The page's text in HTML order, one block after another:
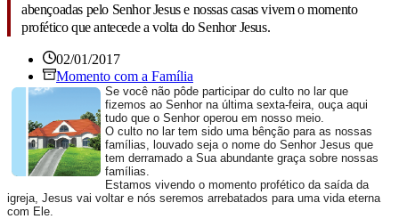
abençoadas pelo Senhor Jesus e nossas casas vivem o momento
profético que antecede a volta do Senhor Jesus.
02/01/2017
Momento com a Família
Se você não pôde participar do culto no lar que
fizemos ao Senhor na última sexta-feira, ouça aqui
tudo que o Senhor operou em nosso meio.
O culto no lar tem sido uma bênção para as nossas
famílias, louvado seja o nome do Senhor Jesus que
tem derramado a Sua abundante graça sobre nossas
famílias.
Estamos vivendo o momento profético da saída da
igreja, Jesus vai voltar e nós seremos arrebatados para uma vida eterna
com Ele.